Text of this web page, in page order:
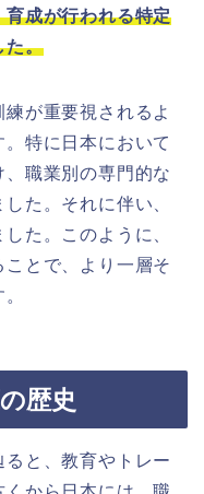
成が行われる特定
た。
が重要視されるよ
特に日本において
職業別の専門的な
た。それに伴い、
た。このように、
とで、より一層そ
歴史
ると、教育やトレー